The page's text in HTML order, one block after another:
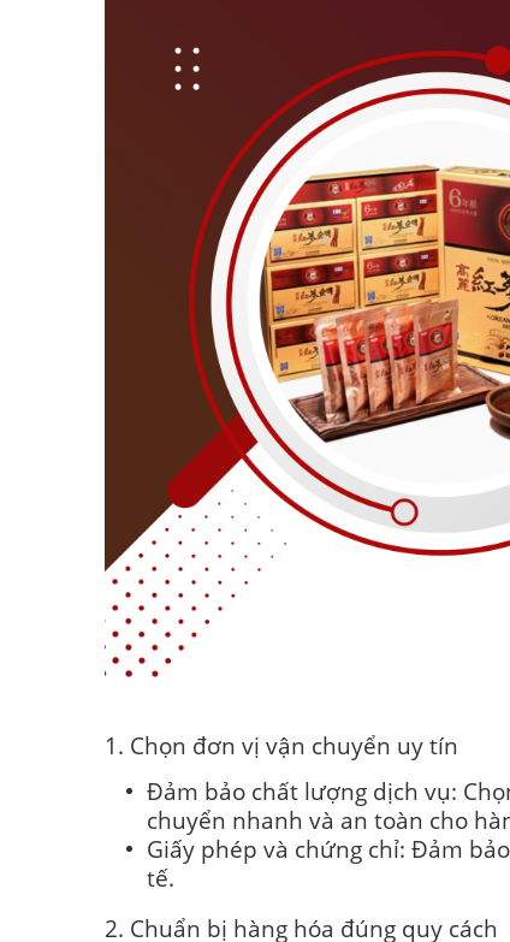
Những lưu ý khi gửi
1. Chọn đơn vị vận chuyển uy tín
Đảm bảo chất lượng dịch vụ:
chuyển nhanh và an toàn cho
Giấy phép và chứng chỉ: Đảm
tế.
2. Chuẩn bị hàng hóa đúng quy cách